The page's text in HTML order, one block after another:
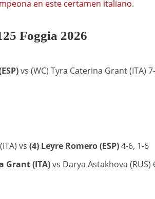
en este certamen italiano.
Foggia 2026
vs (WC) Tyra Caterina Grant (ITA)
vs (4) Leyre Romero (ESP)4-6, 1-6
Grant (ITA)vs Darya Astakhova (RUS)